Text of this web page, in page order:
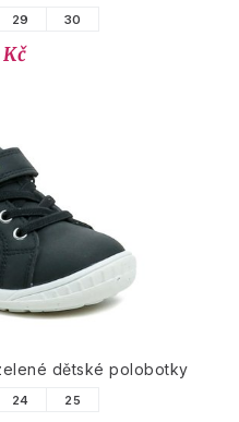
29 30
dětské polobotky
24 25